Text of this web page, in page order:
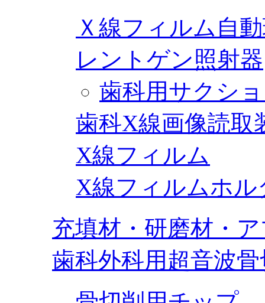
Ｘ線フィルム自
レントゲン照射器
歯科用サクシ
歯科X線画像読取
X線フィルム
X線フィルムホル
充填材・研磨材・
歯科外科用超音波